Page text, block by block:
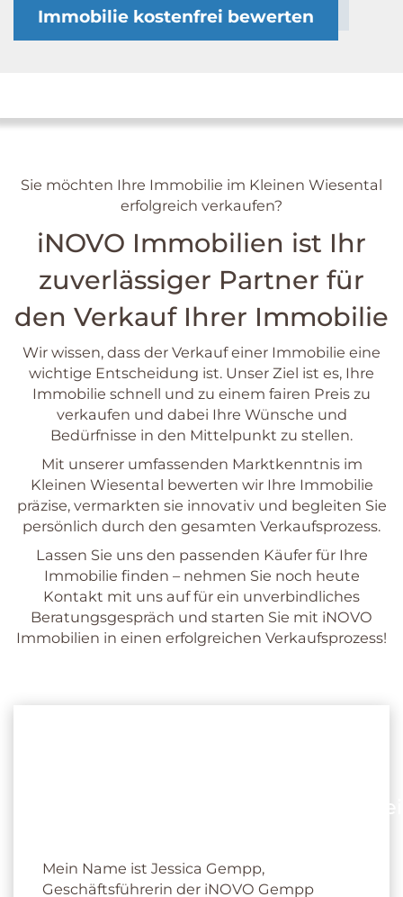
Immobilie kostenfrei bewerten
Sie möchten Ihre Immobilie im Kleinen Wiesental
erfolgreich verkaufen?
iNOVO Immobilien ist Ihr
zuverlässiger Partner für
den Verkauf Ihrer Immobilie
Wir wissen, dass der Verkauf einer Immobilie eine
wichtige Entscheidung ist. Unser Ziel ist es, Ihre
Immobilie schnell und zu einem fairen Preis zu
verkaufen und dabei Ihre Wünsche und
Bedürfnisse in den Mittelpunkt zu stellen.
Mit unserer umfassenden Marktkenntnis im
Kleinen Wiesental bewerten wir Ihre Immobilie
präzise, vermarkten sie innovativ und begleiten Sie
persönlich durch den gesamten Verkaufsprozess.
Lassen Sie uns den passenden Käufer für Ihre
Immobilie finden – nehmen Sie noch heute
Kontakt mit uns auf für ein unverbindliches
Beratungsgespräch und starten Sie mit iNOVO
Immobilien in einen erfolgreichen Verkaufsprozess!
Ihre Immobilienmaklerin für das
Mein Name ist Jessica Gempp,
Geschäftsführerin der iNOVO Gempp